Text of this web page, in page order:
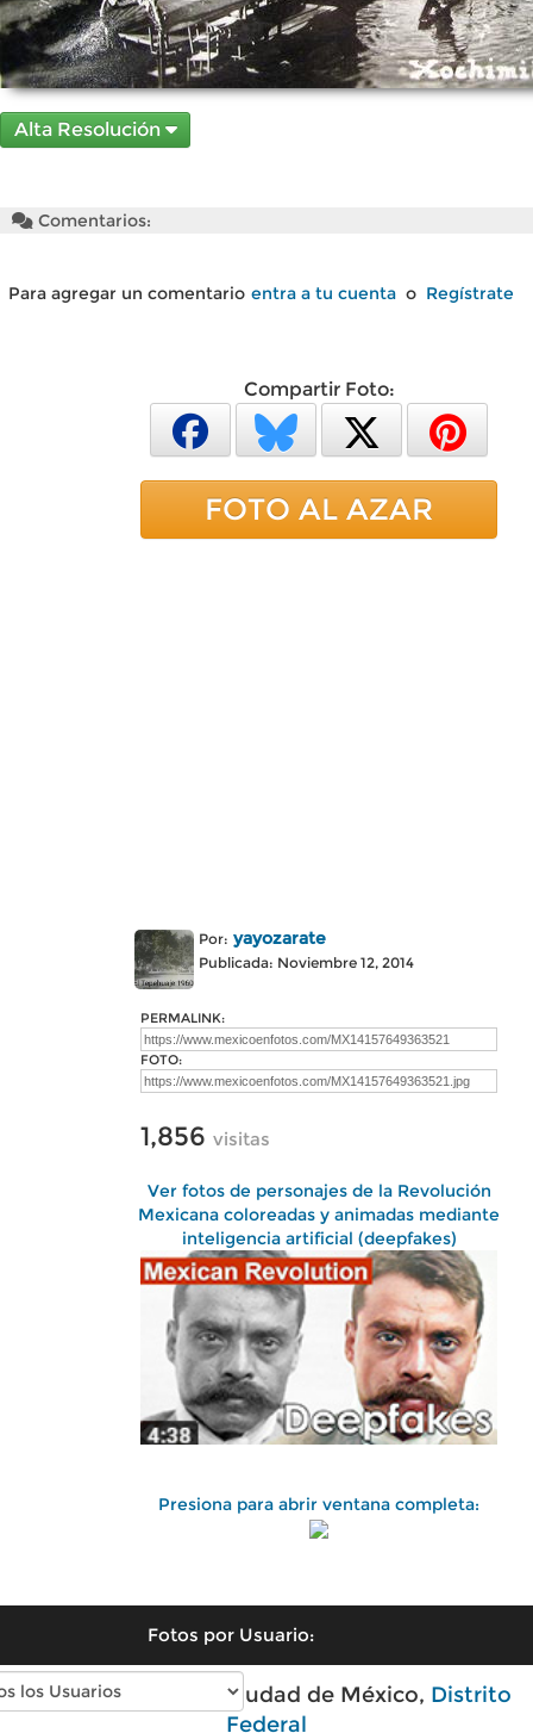
Alta Resolución
Comentarios:
Para agregar un comentario entra a tu cuenta o Regístrate
Compartir Foto:
FOTO AL AZAR
Por: yayozarate
Publicada: Noviembre 12, 2014
PERMALINK:
FOTO:
1,856 visitas
Ver fotos de personajes de la Revolución
Mexicana coloreadas y animadas mediante
inteligencia artificial (deepfakes)
Presiona para abrir ventana completa:
Fotos por Usuario:
Fotos antiguas de Ciudad de México, Distrito
Federal